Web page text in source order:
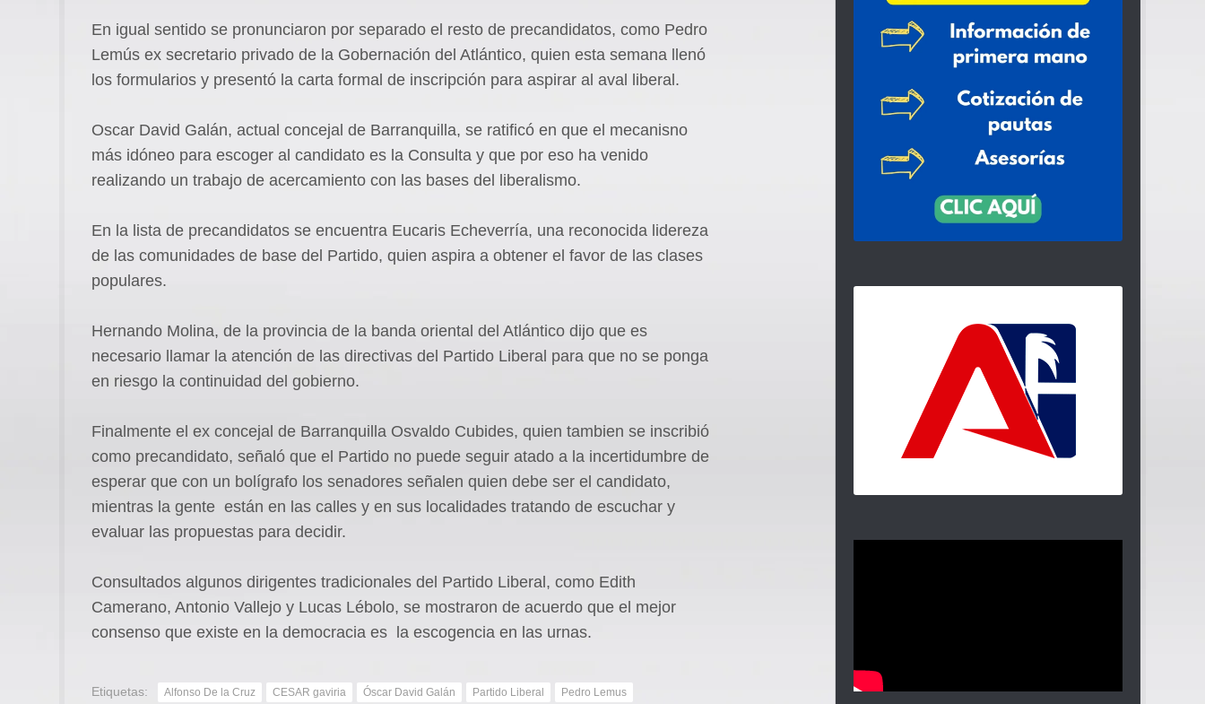
En igual sentido se pronunciaron por separado el resto de precandidatos, como Pedro
Lemús ex secretario privado de la Gobernación del Atlántico, quien esta semana llenó
los formularios y presentó la carta formal de inscripción para aspirar al aval liberal.
Oscar David Galán, actual concejal de Barranquilla, se ratificó en que el mecanisno
más idóneo para escoger al candidato es la Consulta y que por eso ha venido
realizando un trabajo de acercamiento con las bases del liberalismo.
En la lista de precandidatos se encuentra Eucaris Echeverría, una reconocida lidereza
de las comunidades de base del Partido, quien aspira a obtener el favor de las clases
populares.
Hernando Molina, de la provincia de la banda oriental del Atlántico dijo que es
necesario llamar la atención de las directivas del Partido Liberal para que no se ponga
en riesgo la continuidad del gobierno.
Finalmente el ex concejal de Barranquilla Osvaldo Cubides, quien tambien se inscribió
como precandidato, señaló que el Partido no puede seguir atado a la incertidumbre de
esperar que con un bolígrafo los senadores señalen quien debe ser el candidato,
mientras la gente están en las calles y en sus localidades tratando de escuchar y
evaluar las propuestas para decidir.
Consultados algunos dirigentes tradicionales del Partido Liberal, como Edith
Camerano, Antonio Vallejo y Lucas Lébolo, se mostraron de acuerdo que el mejor
consenso que existe en la democracia es la escogencia en las urnas.
Etiquetas: Alfonso De la Cruz CESAR gaviria Óscar David Galán Partido Liberal Pedro Lemus